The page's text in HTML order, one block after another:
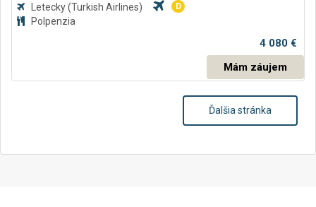
Letecky(Turkish Airlines) D
Polpenzia
4 080 €
Mám záujem
Ďalšia stránka